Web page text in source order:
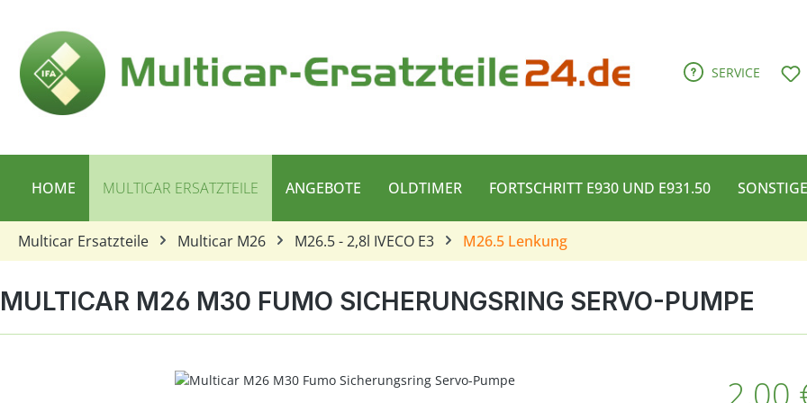
SERVICE
HOME MULTICAR ERSATZTEILE ANGEBOTE OLDTIMER FORTSCHRITT E930 UND E931.50
Multicar Ersatzteile Multicar M26 M26.5 - 2,8l IVECO E3 M26.5 Lenkung
MULTICAR M26 M30 FUMO SICHERUNGSRING SERVO-PUMPE
Regulärer